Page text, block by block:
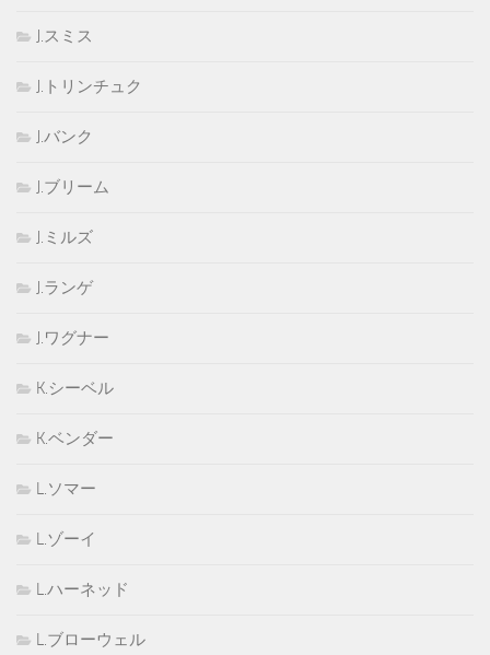
J.スミス
J.トリンチュク
J.バンク
J.ブリーム
J.ミルズ
J.ランゲ
J.ワグナー
K.シーベル
K.ベンダー
L.ソマー
L.ゾーイ
L.ハーネッド
L.ブローウェル